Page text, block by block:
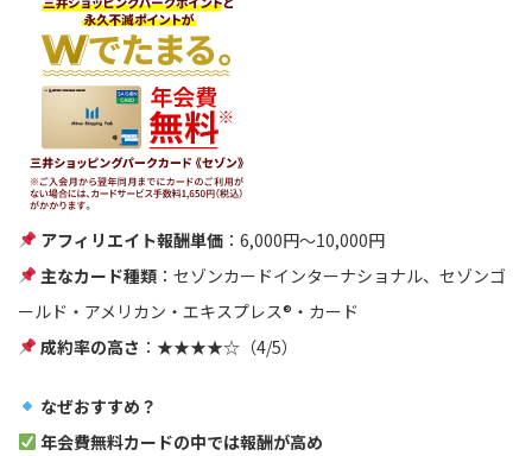
アフィリエイト報酬単価：6,000円〜10,000円
主なカード種類：セゾンカードインターナショナル、セゾンゴ
ールド・アメリカン・エキスプレス®・カード
成約率の高さ ：★★★★☆（4/5）
なぜおすすめ？
年会費無料カードの中では報酬が高め